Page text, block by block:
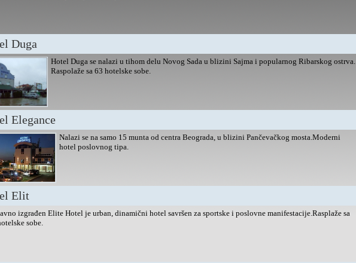
Duga
Hotel Duga se nalazi u tihom delu Novog Sada u blizini Sajma i popularnog Ribarskog ostrva.
Raspolaže sa 63 hotelske sobe.
Elegance
Nalazi se na samo 15 munta od centra Beograda, u blizini Pančevačkog mosta.Moderni
hotel poslovnog tipa.
Elit
izgrađen Elite Hotel je urban, dinamični hotel savršen za sportske i poslovne manifestacije.Rasplaže sa
sobe.